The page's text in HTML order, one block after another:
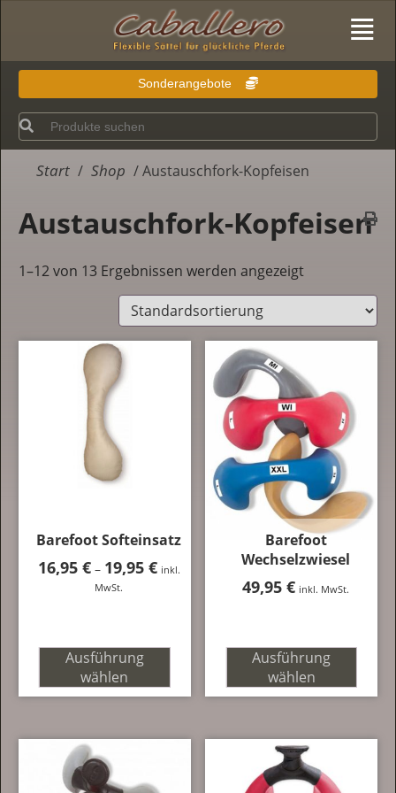
Sonderangebote
Start / Shop / Austauschfork-Kopfeisen
Austauschfork-Kopfeisen
1–12 von 13 Ergebnissen werden angezeigt
Barefoot Softeinsatz
16,95 € – 19,95 €Preisspanne:
inkl.
MwSt.
Ausführung
wählen
weist
mehrere
Varianten
Barefoot
Wechselzwiesel
49,95€ inkl. MwSt.
Ausführung
wählen
weist
Varianten